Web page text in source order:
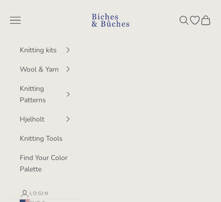
BichesetBuches
Navigation menu SearchOpen
Cart
Knitting kits
Wool & Yarn
Knitting
Patterns
Hjelholt
Knitting Tools
Find Your Color
Palette
LOGIN